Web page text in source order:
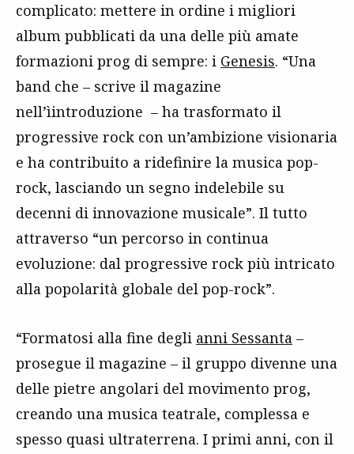
complicato: mettere in ordine i migliori
album pubblicati da una delle più amate
formazioni prog di sempre: i Genesis. “Una
band che – scrive il magazine
nell’ìintroduzione – ha trasformato il
progressive rock con un’ambizione visionaria
e ha contribuito a ridefinire la musica pop-
rock, lasciando un segno indelebile su
decenni di innovazione musicale”. Il tutto
attraverso “un percorso in continua
evoluzione: dal progressive rock più intricato
alla popolarità globale del pop-rock”.
“Formatosi alla fine degli anni Sessanta –
prosegue il magazine – il gruppo divenne una
delle pietre angolari del movimento prog,
creando una musica teatrale, complessa e
spesso quasi ultraterrena. I primi anni, con il